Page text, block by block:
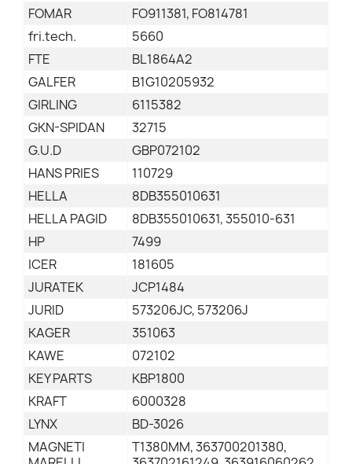
FOMAR
FO911381, FO814781
fri.tech.
5660
FTE
BL1864A2
GALFER
B1G10205932
GIRLING
6115382
GKN-SPIDAN
32715
G.U.D
GBP072102
HANS PRIES
110729
HELLA
8DB355010631
HELLA PAGID
8DB355010631, 355010-631
HP
7499
ICER
181605
JURATEK
JCP1484
JURID
573206JC, 573206J
KAGER
351063
KAWE
072102
KEY PARTS
KBP1800
KRAFT
6000328
LYNX
BD-3026
MAGNETI
T1380MM, 363700201380,